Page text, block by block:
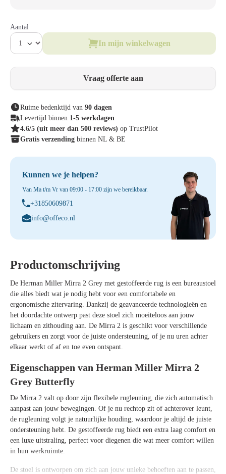
Aantal
In mijn winkelwagen
Vraag offerte aan
Ruime bedenktijd van 90 dagen
Levertijd binnen 1-5 werkdagen
4.6/5 (uit meer dan 500 reviews) op TrustPilot
Gratis verzending binnen NL & BE
Kunnen we je helpen?
Van Ma t/m Vr van 09:00 - 17:00 zijn we bereikbaar.
+31850609871
info@offeco.nl
Productomschrijving
De Herman Miller Mirra 2 Grey met gestoffeerde rug is een bureaustoel
die alles biedt wat je nodig hebt voor een comfortabele en
ergonomische zitervaring. Dankzij de geavanceerde technologieën en
het doordachte ontwerp past deze stoel zich moeiteloos aan jouw
lichaam en zithouding aan. De Mirra 2 is geschikt voor verschillende
gebruikers en zorgt voor de juiste ondersteuning, of je nu uren achter
elkaar werkt of af en toe even ontspant.
Eigenschappen van Herman Miller Mirra 2
Grey Butterfly
De Mirra 2 valt op door zijn flexibele rugleuning, die zich automatisch
aanpast aan jouw bewegingen. Of je nu rechtop zit of achterover leunt,
de rugleuning volgt je natuurlijke houding, waardoor je altijd de juiste
ondersteuning hebt. De gestoffeerde rug biedt een extra laag comfort en
een luxe uitstraling, perfect voor diegenen die wat meer comfort willen
in hun werkruimte.
De stoel is ontworpen om zich aan jouw unieke behoeften aan te passen,